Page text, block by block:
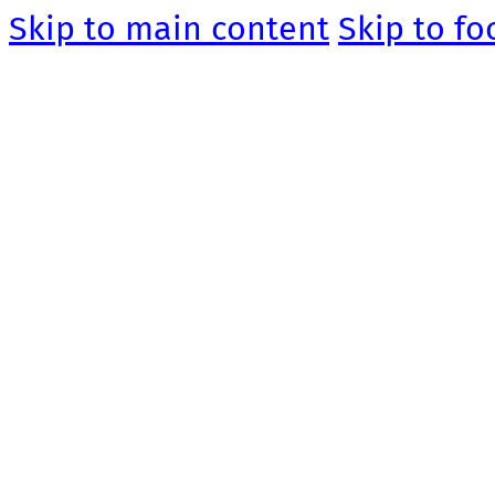
Skip to main content Skip to